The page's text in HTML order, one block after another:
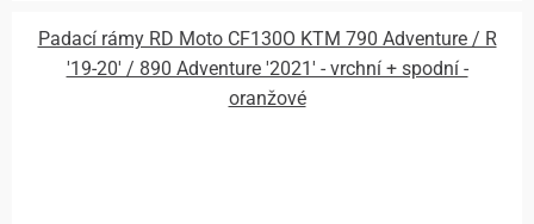
Padací rámy RD Moto CF130O KTM 790 Adventure / R
'19-20' / 890 Adventure '2021' - vrchní + spodní -
oranžové